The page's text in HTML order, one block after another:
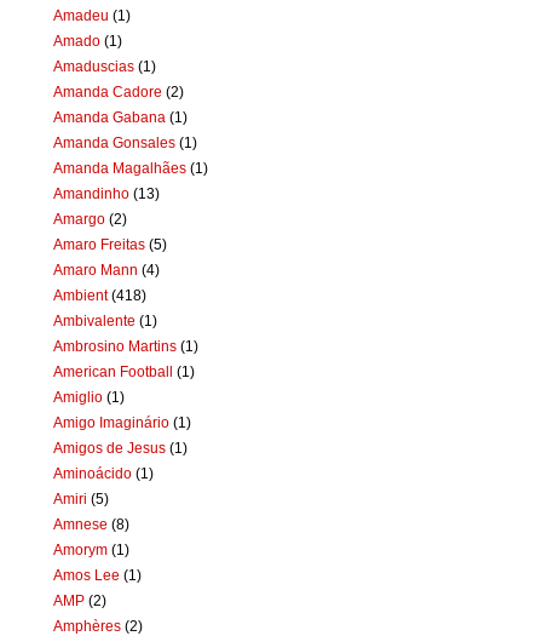
Amadeu (1)
Amado (1)
Amaduscias (1)
Amanda Cadore (2)
Amanda Gabana (1)
Amanda Gonsales (1)
Amanda Magalhães (1)
Amandinho (13)
Amargo (2)
Amaro Freitas (5)
Amaro Mann (4)
Ambient (418)
Ambivalente (1)
Ambrosino Martins (1)
American Football (1)
Amiglio (1)
Amigo Imaginário (1)
Amigos de Jesus (1)
Aminoácido (1)
Amiri (5)
Amnese (8)
Amorym (1)
Amos Lee (1)
AMP (2)
Amphères (2)